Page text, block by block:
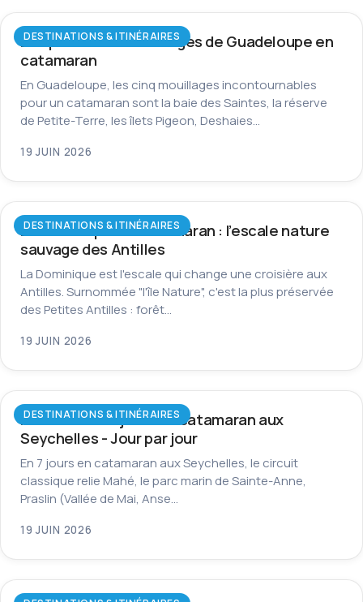
DESTINATIONS & ITINÉRAIRES
Les plus beaux mouillages de Guadeloupe en
catamaran
En Guadeloupe, les cinq mouillages incontournables
pour un catamaran sont la baie des Saintes, la réserve
de Petite-Terre, les îlets Pigeon, Deshaies…
19 JUIN 2026
DESTINATIONS & ITINÉRAIRES
La Dominique en catamaran : l’escale nature
sauvage des Antilles
La Dominique est l'escale qui change une croisière aux
Antilles. Surnommée "l'île Nature", c'est la plus préservée
des Petites Antilles : forêt…
19 JUIN 2026
DESTINATIONS & ITINÉRAIRES
Itinéraire de 7 jours en catamaran aux
Seychelles - Jour par jour
En 7 jours en catamaran aux Seychelles, le circuit
classique relie Mahé, le parc marin de Sainte-Anne,
Praslin (Vallée de Mai, Anse…
19 JUIN 2026